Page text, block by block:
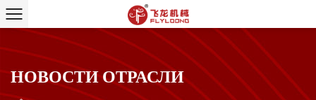
НОВОСТИ ОТРАСЛИ